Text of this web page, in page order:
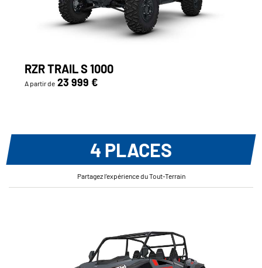
RZR TRAIL S 1000
A partir de 23 999 €
4 PLACES
Partagez l’expérience du Tout-Terrain